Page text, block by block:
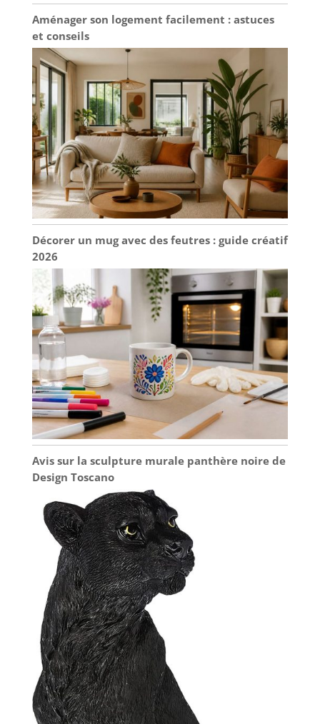
Aménager son logement facilement : astuces
et conseils
Décorer un mug avec des feutres : guide créatif
2026
Avis sur la sculpture murale panthère noire de
Design Toscano